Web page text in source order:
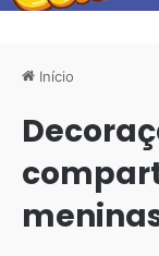
Início